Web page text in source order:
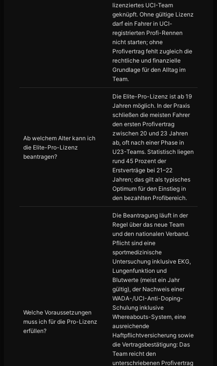
lizenziertes UCI-Team
geknüpft. Ohne gültige Lizenz
darf ein Fahrer in UCI-
registrierten Profi-Rennen
nicht starten; ohne
Profivertrag fehlt zugleich die
rechtliche und finanzielle
Grundlage für den Alltag im
Team.
Ab welchem Alter kann ich
die Elite-Pro-Lizenz
beantragen?
Die Elite-Pro-Lizenz ist ab 19
Jahren möglich. In der Praxis
schließen die meisten Fahrer
den ersten Profivertrag
zwischen 20 und 23 Jahren
ab, oft nach einer Phase in
U23-Teams. Statistisch liegen
rund 45 Prozent der
Erstverträge bei 21–22
Jahren; das gilt als typisches
Optimum für den Einstieg in
den bezahlten Profibereich.
Welche Voraussetzungen
muss ich für die Pro-Lizenz
erfüllen?
Die Beantragung läuft in der
Regel über das neue Team
und den nationalen Verband.
Pflicht sind eine
sportmedizinische
Untersuchung inklusive EKG,
Lungenfunktion und
Blutwerte (meist ein Jahr
gültig), der Nachweis einer
WADA-/UCI-Anti-Doping-
Schulung inklusive
Whereabouts-System, eine
ausreichende
Haftpflichtversicherung sowie
die Vertragsbestätigung: Das
Team reicht den
unterschriebenen Profivertrag